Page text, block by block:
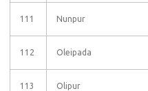
111 Nunpur
112 Oleipada
113 Olipur